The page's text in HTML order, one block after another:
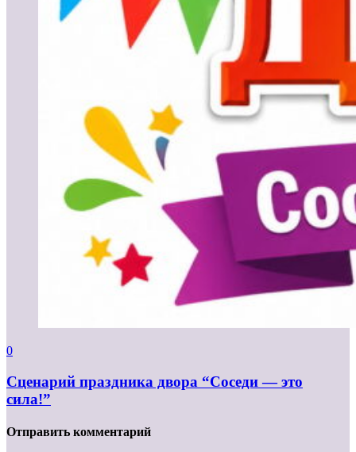
0
Сценарий праздника двора “Соседи — это
сила!”
Отправить комментарий